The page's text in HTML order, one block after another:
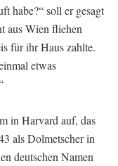
habe?“ soll er gesagt
aus Wien fliehen
für ihr Haus zahlte.
etwas
in Harvard auf, das
als Dolmetscher in
deutschen Namen